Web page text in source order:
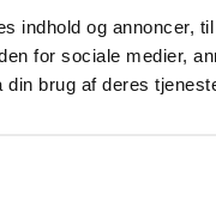
indhold og annoncer,
for sociale medier,
brug af deres